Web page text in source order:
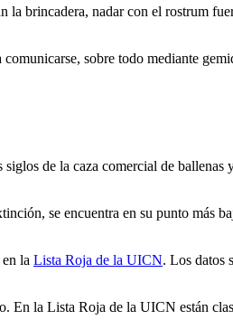
la brincadera, nadar con el rostrum
sobre todo mediante
de la caza comercial de
se encuentra en su punto más
la Lista Roja de la UICN. Los datos
En la Lista Roja de la UICN están